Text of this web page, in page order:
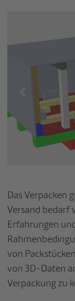
Das Verpacken
Versand bedarf
Erfahrungen
von
von 3D-Daten
Verpackung zu
zurück